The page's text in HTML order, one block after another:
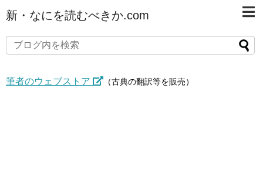
新・なにを読むべきか.com
筆者のウェブストア （古典の翻訳等を販売）